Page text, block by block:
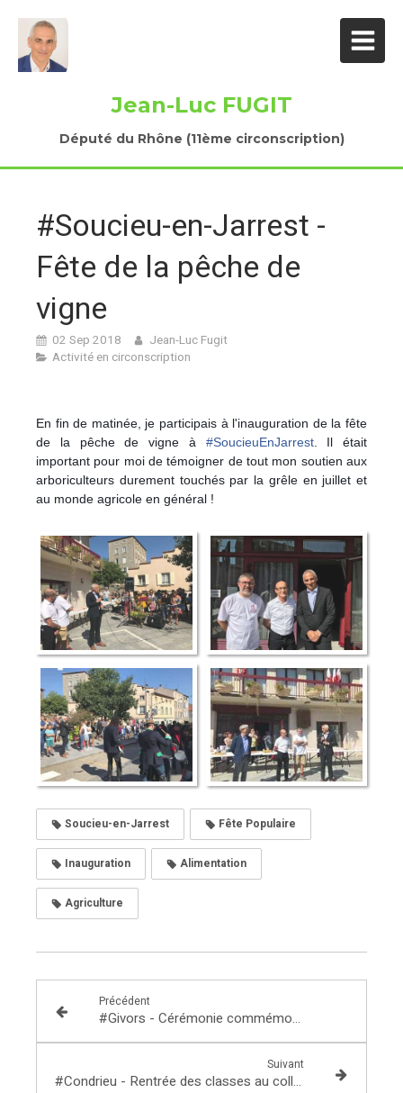
Jean-Luc FUGIT
Député du Rhône (11ème circonscription)
#Soucieu-en-Jarrest -
Fête de la pêche de
vigne
02 Sep 2018
Jean-Luc Fugit
Activité en circonscription
En fin de matinée, je participais à l'inauguration de la fête
de la pêche de vigne à #SoucieuEnJarrest. Il était
important pour moi de témoigner de tout mon soutien aux
arboriculteurs durement touchés par la grêle en juillet et
au monde agricole en général !
Soucieu-en-Jarrest Fête Populaire
Inauguration Alimentation
Agriculture
Précédent
#Givors - Cérémonie commémorative de la libération de la ville
Suivant
#Condrieu - Rentrée des classes au collège "Le Bassenon" et bilan de la journée